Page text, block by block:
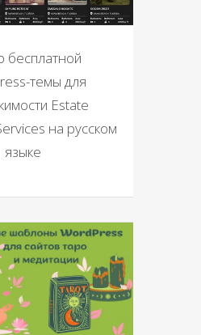
бесплатной
темы для
Estate
на русском
языке